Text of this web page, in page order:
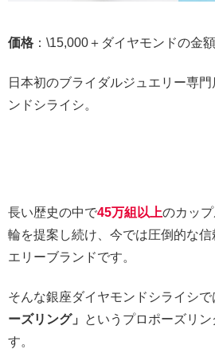
価格 ：\15,000＋ダイヤモンドの金額
日本初のブライダルジュエリー専
ンドシライシ。
長い歴史の中で45万組以上のカッ
輪を提案し続け、今では圧倒的な信
エリーブランドです。
そんな銀座ダイヤモンドシライシで
ーズリング」
というプロポーズリ
す。